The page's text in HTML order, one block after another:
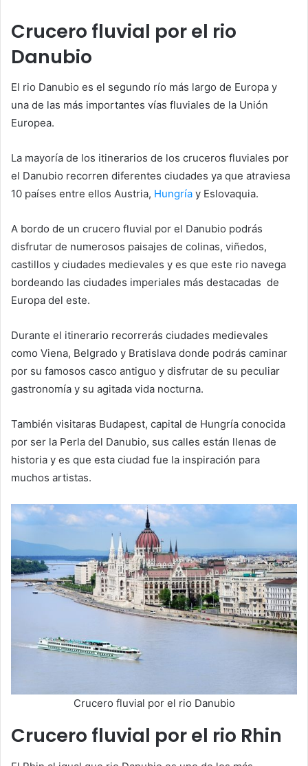
Crucero fluvial por el rio
Danubio
El rio Danubio es el segundo río más largo de Europa y
una de las más importantes vías fluviales de la Unión
Europea.
La mayoría de los itinerarios de los cruceros fluviales por
el Danubio recorren diferentes ciudades ya que atraviesa
10 países entre ellos Austria, Hungría y Eslovaquia.
A bordo de un crucero fluvial por el Danubio podrás
disfrutar de numerosos paisajes de colinas, viñedos,
castillos y ciudades medievales y es que este rio navega
bordeando las ciudades imperiales más destacadas de
Europa del este.
Durante el itinerario recorrerás ciudades medievales
como Viena, Belgrado y Bratislava donde podrás caminar
por su famosos casco antiguo y disfrutar de su peculiar
gastronomía y su agitada vida nocturna.
También visitaras Budapest, capital de Hungría conocida
por ser la Perla del Danubio, sus calles están llenas de
historia y es que esta ciudad fue la inspiración para
muchos artistas.
Crucero fluvial por el rio Danubio
Crucero fluvial por el rio Rhin